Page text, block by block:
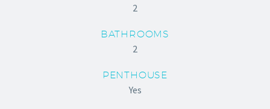
2
BATHROOMS
2
PENTHOUSE
Yes